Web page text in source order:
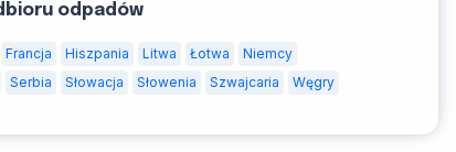
odpadów
Francja Hiszpania Litwa Łotwa
Niemcy
Serbia Słowacja Słowenia Szwajcaria Węgry